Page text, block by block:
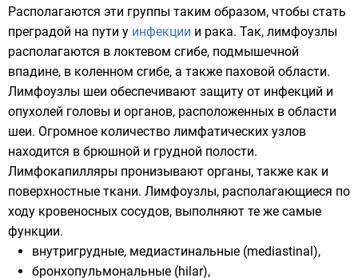
Располагаются эти группы таким образом, чтобы стать
преградой на пути у инфекции и рака. Так, лимфоузлы
располагаются в локтевом сгибе, подмышечной
впадине, в коленном сгибе, а также паховой области.
Лимфоузлы шеи обеспечивают защиту от инфекций и
опухолей головы и органов, расположенных в области
шеи. Огромное количество лимфатических узлов
находится в брюшной и грудной полости.
Лимфокапилляры пронизывают органы, также как и
поверхностные ткани. Лимфоузлы, располагающиеся по
ходу кровеносных сосудов, выполняют те же самые
функции.
внутригрудные, медиастинальные (mediastinal),
бронхопульмональные (hilar),